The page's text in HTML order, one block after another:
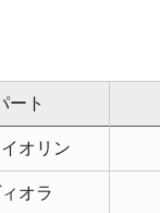
ート
オリン
オラ